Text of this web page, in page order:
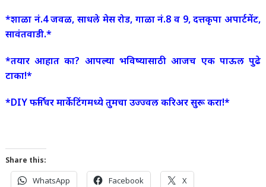
*शाळा नं.4 जवळ, साधले मेस रोड, गाळा नं.8 व 9, दत्तकृपा अपार्टमेंट,
सावंतवाडी.*
*तयार आहात का? आपल्या भविष्यासाठी आजच एक पाऊल पुढे
टाका!*
*DIY फर्निचर मार्केटिंगमध्ये तुमचा उज्ज्वल करिअर सुरू करा!*
Share this:
WhatsApp Facebook X